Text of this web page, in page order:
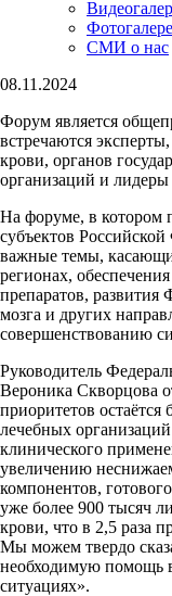
СМИ о нас
08.11.2024
Форум является
встречаются
крови, органов
организаций и
На форуме, в котором
субъектов
важные темы,
регионах,
препаратов, развития
мозга и других
совершенствованию
Руководитель
Вероника Скворцова
приоритетов остаётся
лечебных
клинического
увеличению
компонентов,
уже более 900 тысяч
крови, что в 2,5 раза
Мы можем твердо
необходимую помощь
ситуациях».